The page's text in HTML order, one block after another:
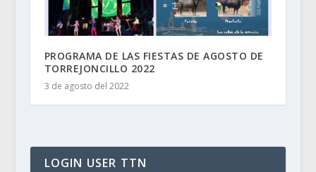
PROGRAMA DE LAS FIESTAS DE AGOSTO DE
TORREJONCILLO 2022
3 de agosto del 2022
LOGIN USER TTN